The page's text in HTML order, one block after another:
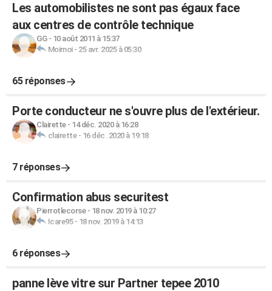
Les automobilistes ne sont pas égaux face
aux centres de contrôle technique
GG- 10 août 2011 à 15:37
Moimoi- 25 avr. 2025 à 05:30
65 réponses
Porte conducteur ne s'ouvre plus de l'extérieur.
Clairette- 14 déc. 2020 à 16:28
clairette- 16 déc. 2020 à 19:18
7 réponses
Confirmation abus securitest
Pierrotlecorse- 18 nov. 2019 à 10:27
Icare95- 18 nov. 2019 à 14:13
6 réponses
panne lève vitre sur Partner tepee 2010